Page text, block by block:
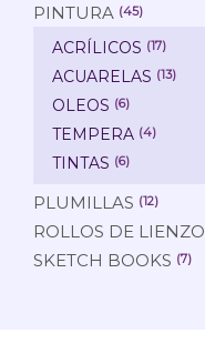
PINTURA (45)
ACRÍLICOS (17)
ACUARELAS (13)
OLEOS (6)
TEMPERA (4)
TINTAS (6)
PLUMILLAS (12)
ROLLOS DE LIENZO
SKETCH BOOKS (7)